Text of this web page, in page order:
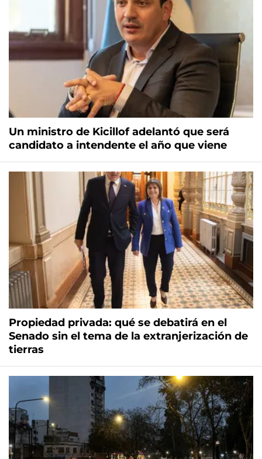
Un ministro de Kicillof adelantó que será
candidato a intendente el año que viene
Propiedad privada: qué se debatirá en el
Senado sin el tema de la extranjerización de
tierras